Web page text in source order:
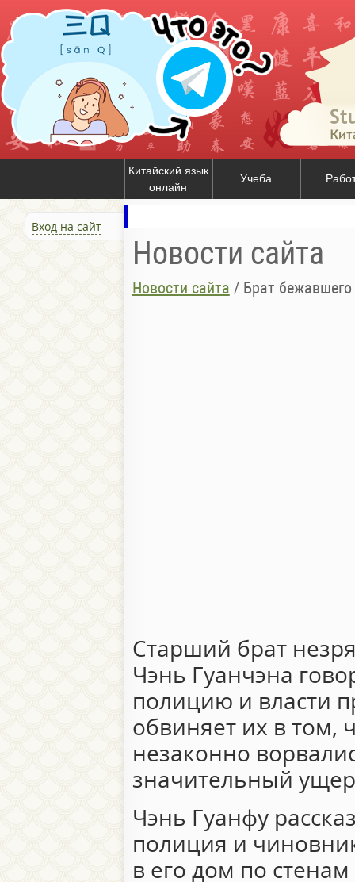
Китайский язык
онлайн
Учеба
Вход на сайт
Новости сайта
Новости сайта / Брат
Старший брат
Чэнь Гуанчэна
полицию и власти
обвиняет их в том,
незаконно
значительный
Чэнь Гуанфу
полиция и
в его дом по